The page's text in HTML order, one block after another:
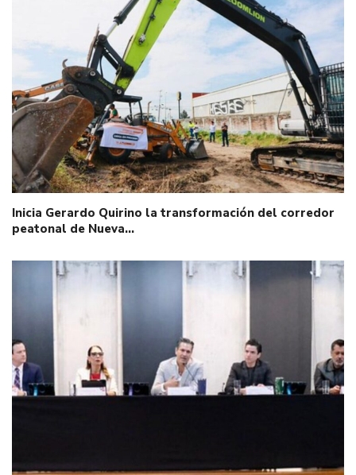
Inicia Gerardo Quirino la transformación del corredor
peatonal de Nueva…